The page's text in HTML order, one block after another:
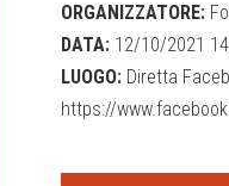
ORGANIZZATORE:
DATA:12/10/2021
LUOGO:Diretta
https://